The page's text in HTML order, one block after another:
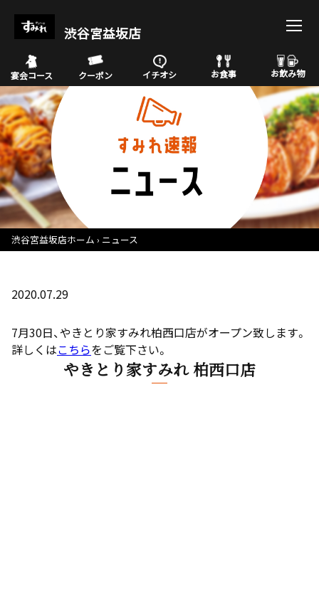
渋谷宮益坂店
宴会コース クーポン イチオシ お食事 お飲み物
渋谷宮益坂店ホーム ニュース
2020.07.29
7月30日、やきとり家すみれ柏西口店がオープン致します。
詳しくはこちらをご覧下さい。
やきとり家すみれ 柏西口店